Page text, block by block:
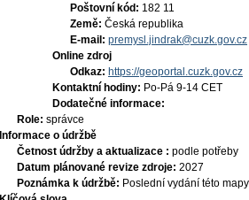
Poštovní kód: 182 11
Země: Česká republika
E-mail: premysl.jindrak@cuzk.gov.cz
Online zdroj
Odkaz: https://geoportal.cuzk.gov.cz
Kontaktní hodiny: Po-Pá 9-14 CET
Dodatečné informace:
Role: správce
Informace o údržbě
Četnost údržby a aktualizace : podle potřeby
Datum plánované revize zdroje: 2027
Poznámka k údržbě: Poslední vydání této